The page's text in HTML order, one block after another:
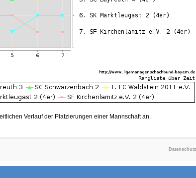
Verlauf der Platzierungen einer Mannschaft an.
Datenschutz